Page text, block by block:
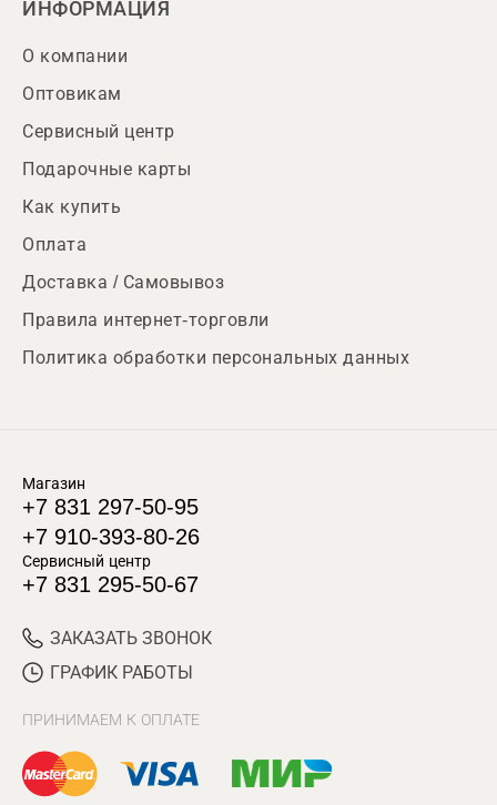
ИНФОРМАЦИЯ
О компании
Оптовикам
Сервисный центр
Подарочные карты
Как купить
Оплата
Доставка / Самовывоз
Правила интернет-торговли
Политика обработки персональных данных
Магазин
+7 831 297-50-95
+7 910-393-80-26
Сервисный центр
+7 831 295-50-67
ЗАКАЗАТЬ ЗВОНОК
ГРАФИК РАБОТЫ
ПРИНИМАЕМ К ОПЛАТЕ